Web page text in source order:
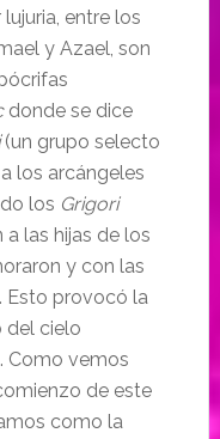
entre los
y Azael, son
donde se dice
(un grupo selecto
los arcángeles
los Grigori
las hijas de los
y con las
Esto provocó la
del cielo
Como vemos
de este
como la